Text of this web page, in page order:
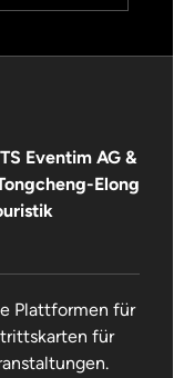
Eventim AG &
Elong
Plattformen für
für